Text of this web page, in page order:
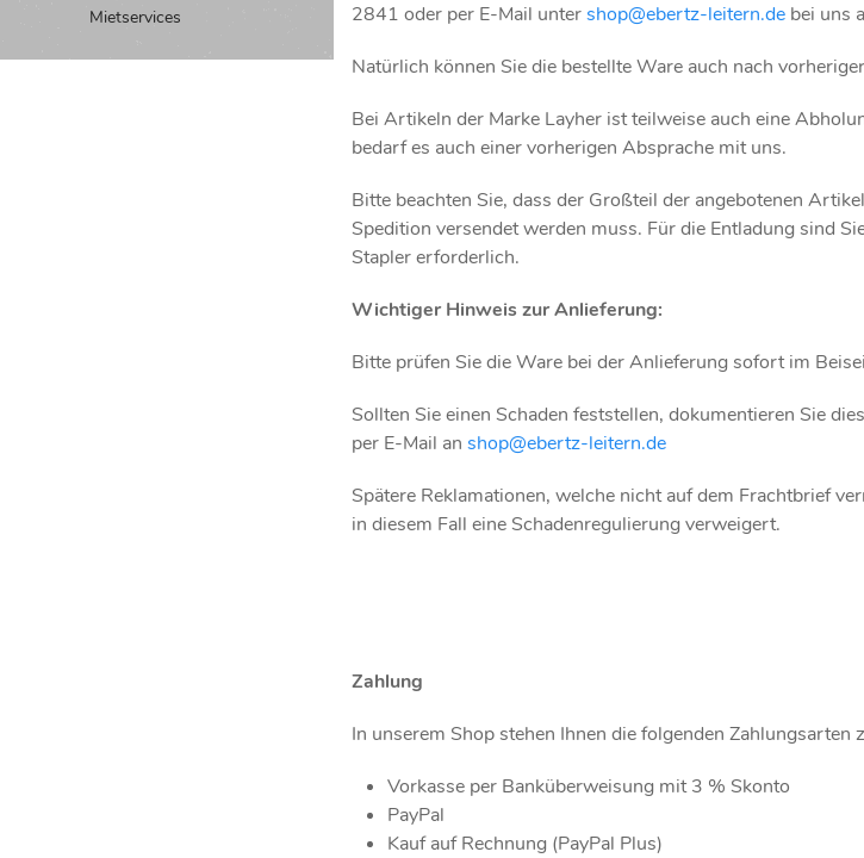
Mietservices
2841 oder per E-Mail untershop@ebertz-leitern.de bei uns
Natürlich können Sie die bestellte Ware auch nach
Bei Artikeln der Marke Layher ist teilweise auch eine
bedarf es auch einer vorherigen Absprache mit uns.
Bitte beachten Sie, dass der Großteil der angebotenen
Spedition versendet werden muss. Für die Entladung sind
Stapler erforderlich.
Wichtiger Hinweis zur Anlieferung:
Bitte prüfen Sie die Ware bei der Anlieferung sofort im
Sollten Sie einen Schaden feststellen, dokumentieren Sie
per E-Mail an shop@ebertz-leitern.de
Spätere Reklamationen, welche nicht auf dem Frachtbrief
in diesem Fall eine Schadenregulierung verweigert.
Zahlung
In unserem Shop stehen Ihnen die folgenden Zahlungsarten
Vorkasse per Banküberweisung mit 3 % Skonto
PayPal
Kauf auf Rechnung (PayPal Plus)